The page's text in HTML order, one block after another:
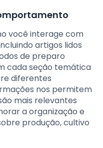
você interage com
artigos lidos
de preparo
cada seção temática
diferentes
nos permitem
mais relevantes
a organização e
produção, cultivo